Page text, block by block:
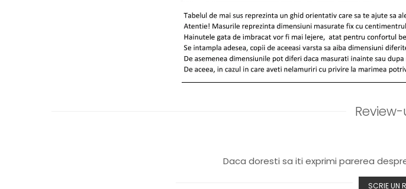
Daca doresti sa iti exprimi parerea
SCRIE UN